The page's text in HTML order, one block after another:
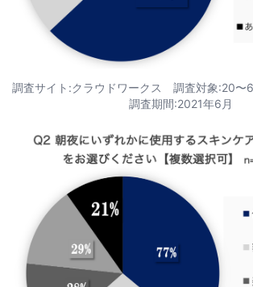
調査サイト:クラウドワークス 調査対象:20〜
調査期間:2021年6月